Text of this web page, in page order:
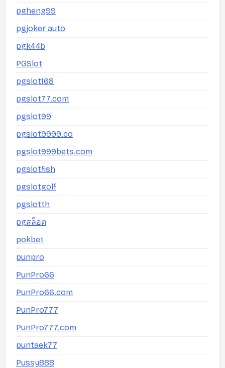
pgheng99
pgjoker auto
pgk44b
PGSlot
pgslot168
pgslot77.com
pgslot99
pgslot9999.co
pgslot999bets.com
pgslotfish
pgslotgolf
pgslotth
pgสล็อต
pokbet
punpro
PunPro66
PunPro66.com
PunPro777
PunPro777.com
puntaek77
Pussy888